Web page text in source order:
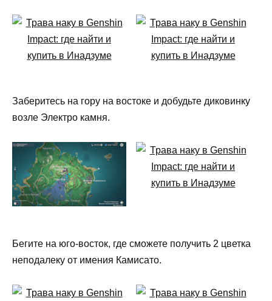
Заберитесь на гору на востоке и добудьте диковинку
возле Электро камня.
Бегите на юго-восток, где сможете получить 2 цветка
неподалеку от имения Камисато.